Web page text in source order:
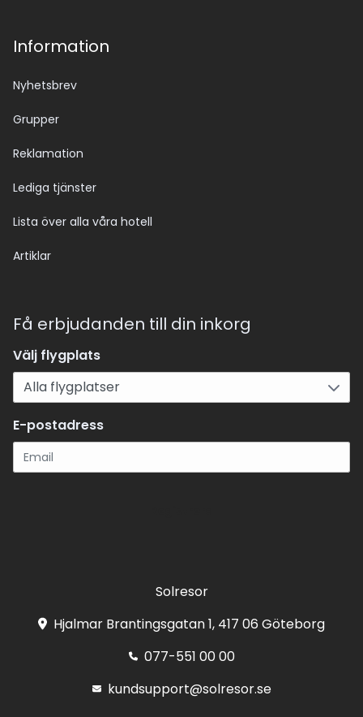
Information
Nyhetsbrev
Grupper
Reklamation
Lediga tjänster
Lista över alla våra hotell
Artiklar
Få erbjudanden till din inkorg
Välj flygplats
E-postadress
Solresor
Hjalmar Brantingsgatan 1, 417 06 Göteborg
077-551 00 00
kundsupport@solresor.se